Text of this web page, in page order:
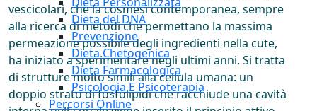
Dieta del DNA
Prevenzione
Dieta Chetogenica
Dieta Farmacologica
Psicologia E Psicoterapia
Percorsi Online
vescicolari, che la cosmesi contemporanea, sempre
alla ricerca di metodi che permettano la massima
permeazione possibile degli ingredienti nella cute,
ha iniziato a sperimentare negli ultimi anni. Si tratta
di strutture molto simili alla cellula umana: un
doppio strato di fosfolipidi che racchiude una cavità